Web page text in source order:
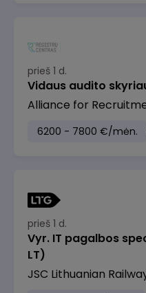
prieš 1 d.
Vidaus audito
Alliance for
6200 - 7800 €/mėn.
prieš 1 d.
Vyr. IT pagalbos
LT)
JSC Lithuanian